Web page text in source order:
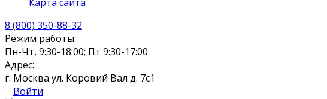
8 (800) 350-88-32
Режим работы:
Пн-Чт, 9:30-18:00; Пт 9:30-17:00
Адрес:
г. Москва ул. Коровий Вал д. 7с1
Войти